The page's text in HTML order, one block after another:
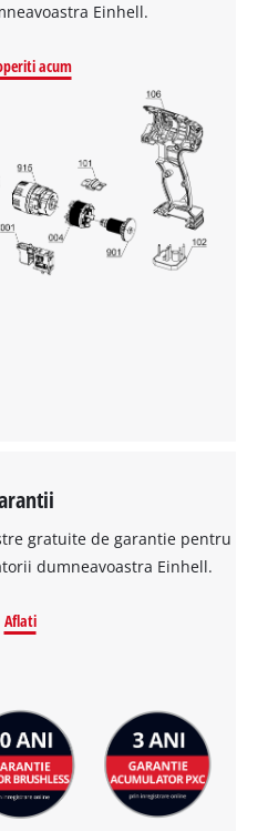
de acordul dvs. pentru a
serviciul Google Maps!
is not permitted to load due
that are not disclosed to the
Einhell.
acum
gratuite de garantie pentru
dumneavoastra Einhell.
Aflati